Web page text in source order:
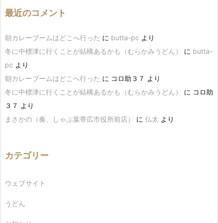
最近のコメント
朝カレーブームはどこへ行った に butta-pc より
冬に中標津に行くことが結構あるかも（むらかみうどん）
に butta-
pc より
朝カレーブームはどこへ行った に コロ助３７ より
冬に中標津に行くことが結構あるかも（むらかみうどん）
に コロ助
３７ より
まさかの（奏、しゃぶ葉帯広市役所前店）
に 仏太 より
カテゴリー
ウェブサイト
うどん